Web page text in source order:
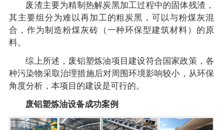
废渣主要为精制热解炭黑加工过程中的固体残渣，
其主要组分为难以再加工的粗炭黑，可以与粉煤灰混
合，作为制造粉煤灰砖（一种环保型建筑材料）的原
料。
综上所述，废铝塑炼油项目建设符合国家政策，各
种污染物采取治理措施后对周围环境影响较小，从环保
角度分析，本项目的建设是可行的。
废铝塑炼油设备成功案例